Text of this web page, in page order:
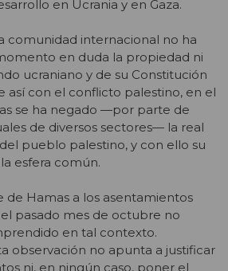
en Ucrania y en Gaza.
comunidad internacional no ha
en duda la propiedad ni
ucraniano y de su Constitución
así con el conflicto palestino, en el
se ha negado —por parte de
de diversos sectores— la real
pueblo palestino, y con ello su
esfera común.
de Hamas a los asentamientos
pasado mes de octubre no
en tal contexto.
observación no apunta a justificar
ni, en ningún caso, poner el